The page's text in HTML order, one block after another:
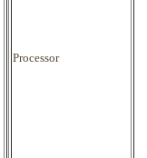
Processor